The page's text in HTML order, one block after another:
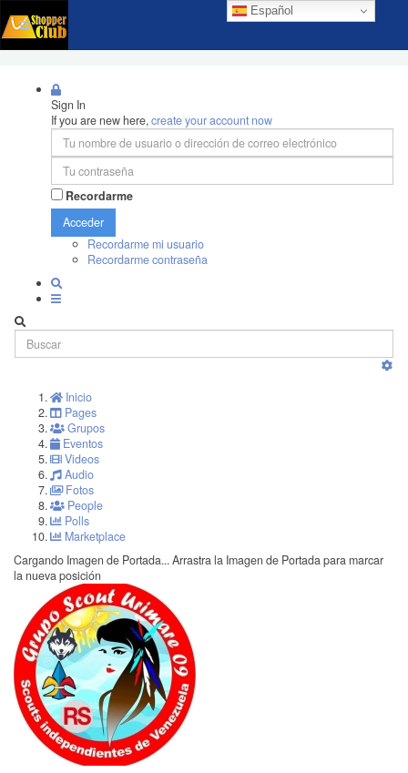
Español
Sign In
If you are new here,create your account now
Recordarme
Acceder
Recordarme mi usuario
Recordarme contraseña
Inicio
Pages
Grupos
Eventos
Videos
Audio
Fotos
People
Polls
Marketplace
Cargando Imagen de Portada... Arrastra la Imagen de Portada para marcar
la nueva posición